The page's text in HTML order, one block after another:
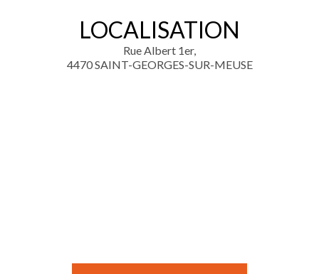
LOCALISATION
Rue Albert 1er,
4470 SAINT-GEORGES-SUR-MEUSE